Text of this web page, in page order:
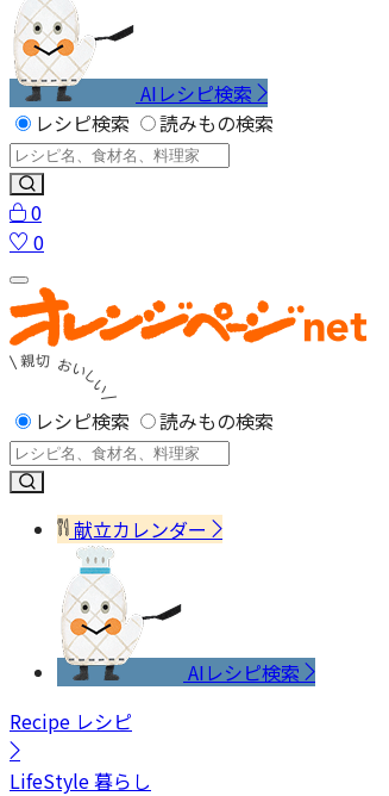
AIレシピ検索
レシピ検索
読みもの検索
0
0
レシピ検索 読みもの検索
献立カレンダー
AIレシピ検索
Recipe レシピ
LifeStyle暮らし